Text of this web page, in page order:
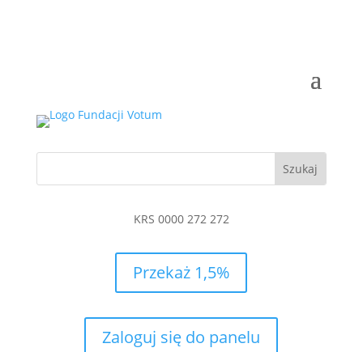
KRS 0000 272 272
Przekaż 1,5%
Zaloguj się do panelu